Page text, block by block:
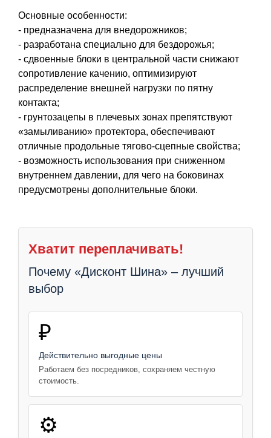
Основные особенности:
- предназначена для внедорожников;
- разработана специально для бездорожья;
- сдвоенные блоки в центральной части снижают
сопротивление качению, оптимизируют
распределение внешней нагрузки по пятну
контакта;
- грунтозацепы в плечевых зонах препятствуют
«замыливанию» протектора, обеспечивают
отличные продольные тягово-сцепные свойства;
- возможность использования при сниженном
внутреннем давлении, для чего на боковинах
предусмотрены дополнительные блоки.
Хватит переплачивать!
Почему «Дисконт Шина» – лучший
выбор
₽
Действительно выгодные цены
Работаем без посредников, сохраняем честную
стоимость.
⚙️